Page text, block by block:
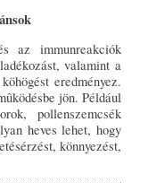
az immunreakciók
valamint a
eredményez.
jön. Például
pollenszemcsék
heves lehet, hogy
könnyezést,